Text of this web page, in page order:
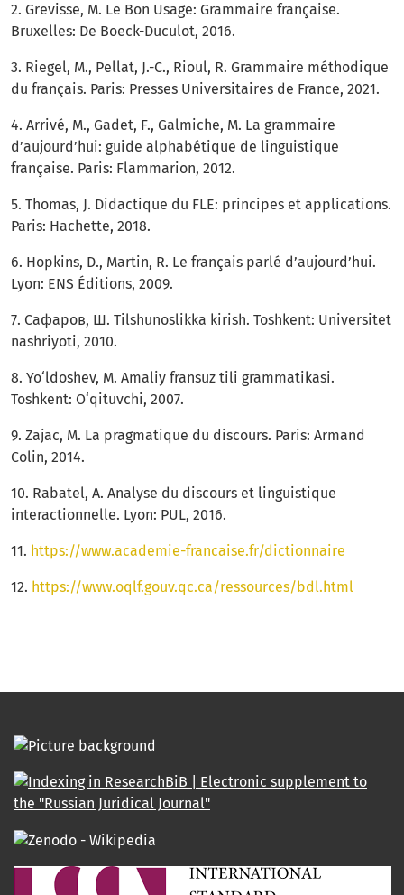
2. Grevisse, M. Le Bon Usage: Grammaire française.
Bruxelles: De Boeck-Duculot, 2016.
3. Riegel, M., Pellat, J.-C., Rioul, R. Grammaire méthodique
du français. Paris: Presses Universitaires de France, 2021.
4. Arrivé, M., Gadet, F., Galmiche, M. La grammaire
d’aujourd’hui: guide alphabétique de linguistique
française. Paris: Flammarion, 2012.
5. Thomas, J. Didactique du FLE: principes et applications.
Paris: Hachette, 2018.
6. Hopkins, D., Martin, R. Le français parlé d’aujourd’hui.
Lyon: ENS Éditions, 2009.
7. Сафаров, Ш. Tilshunoslikka kirish. Toshkent: Universitet
nashriyoti, 2010.
8. Yo‘ldoshev, M. Amaliy fransuz tili grammatikasi.
Toshkent: O‘qituvchi, 2007.
9. Zajac, M. La pragmatique du discours. Paris: Armand
Colin, 2014.
10. Rabatel, A. Analyse du discours et linguistique
interactionnelle. Lyon: PUL, 2016.
11. https://www.academie-francaise.fr/dictionnaire
12. https://www.oqlf.gouv.qc.ca/ressources/bdl.html